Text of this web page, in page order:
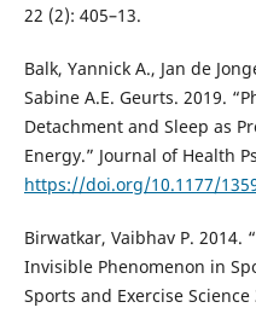
22 (2): 405–13.
Balk, Yannick A., Jan de
Sabine A.E. Geurts. 2019.
Detachment and Sleep as
Energy.” Journal of Health
https://doi.org/10.1177/
Birwatkar, Vaibhav P. 2014.
Invisible Phenomenon in
Sports and Exercise Science